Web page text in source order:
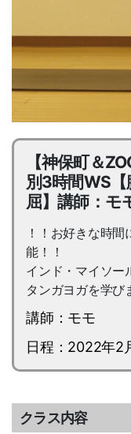
【神保町＆
別3時間WS
屈】講師：モ
！！お好きな時
能！！
インド・マイソー
タンガヨガを学び
講師：モモ
日程：2022年2
クラス内容